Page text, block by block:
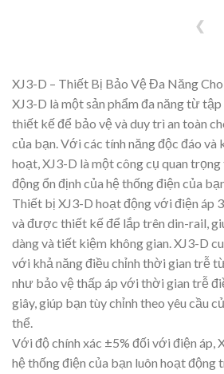
❮
XJ3-D – Thiết Bị Bảo Vệ Đa Năng
XJ3-D là một sản phẩm đa năng từ
thiết kế để bảo vệ và duy trì an toàn
của bạn. Với các tính năng độc đáo và
hoạt, XJ3-D là một công cụ quan
động ổn định của hệ thống điện của
Thiết bị XJ3-D hoạt động với điện áp
và được thiết kế để lắp trên din-rail,
dàng và tiết kiệm không gian. XJ3-D
với khả năng điều chỉnh thời gian trễ
như bảo vệ thấp áp với thời gian trễ
giây, giúp bạn tùy chỉnh theo yêu cầu
thể.
Với độ chính xác ±5% đối với điện áp,
hệ thống điện của bạn luôn hoạt động